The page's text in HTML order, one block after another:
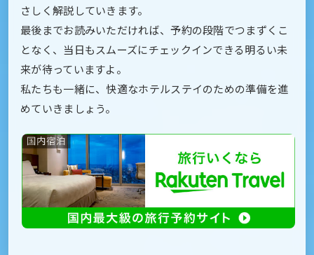
さしく解説していきます。
最後までお読みいただければ、予約の段階でつまずくこ
となく、当日もスムーズにチェックインできる明るい未
来が待っていますよ。
私たちも一緒に、快適なホテルステイのための準備を進
めていきましょう。